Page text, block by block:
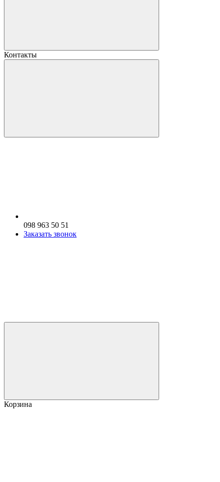
Контакты
098 963 50 51
Заказать звонок
Корзина